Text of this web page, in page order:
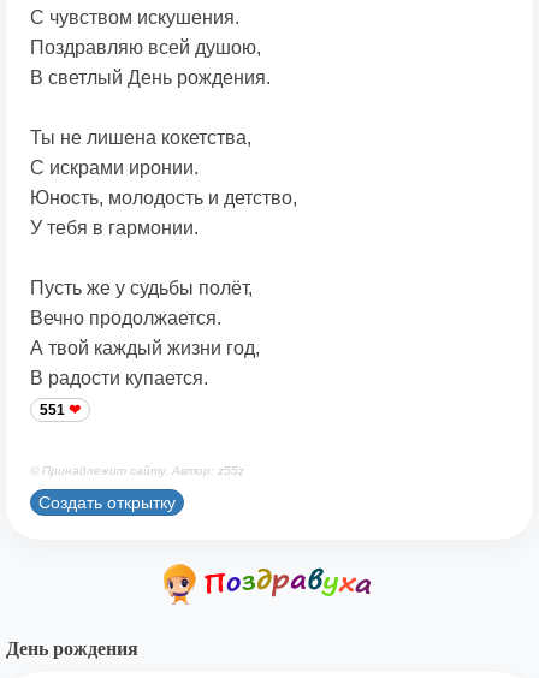
С чувством искушения.
Поздравляю всей душою,
В светлый День рождения.
Ты не лишена кокетства,
С искрами иронии.
Юность, молодость и детство,
У тебя в гармонии.
Пусть же у судьбы полёт,
Вечно продолжается.
А твой каждый жизни год,
В радости купается.
551
© Принадлежит сайту. Автор: z55z
Создать открытку
День рождения